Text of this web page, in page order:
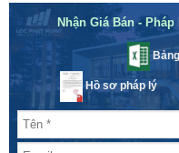
Nhận Giá Bán -
Hồ sơ pháp lý